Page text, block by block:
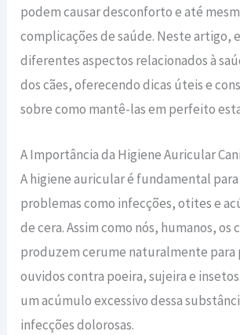
podem causar desconforto e até
complicações de saúde. Neste artigo,
diferentes aspectos relacionados à
dos cães, oferecendo dicas úteis e
sobre como mantê-las em perfeito
A Importância da Higiene Auricular
A higiene auricular é fundamental
problemas como infecções, otites e
de cera. Assim como nós, humanos, os
produzem cerume naturalmente para
ouvidos contra poeira, sujeira e
um acúmulo excessivo dessa
infecções dolorosas.